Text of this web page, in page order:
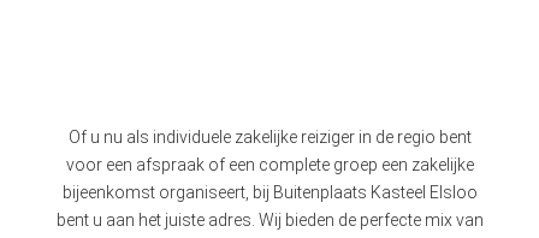
Of u nu als individuele zakelijke reiziger in de regio bent
voor een afspraak of een complete groep een zakelijke
bijeenkomst organiseert, bij Buitenplaats Kasteel Elsloo
bent u aan het juiste adres. Wij bieden de perfecte mix van